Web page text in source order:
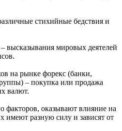
стихийные бедствия и
высказывания мировых деятелей
на рынке форекс (банки,
– покупка или продажа
валют.
факторов, оказывают влияние на
имеют разную силу и зависят от